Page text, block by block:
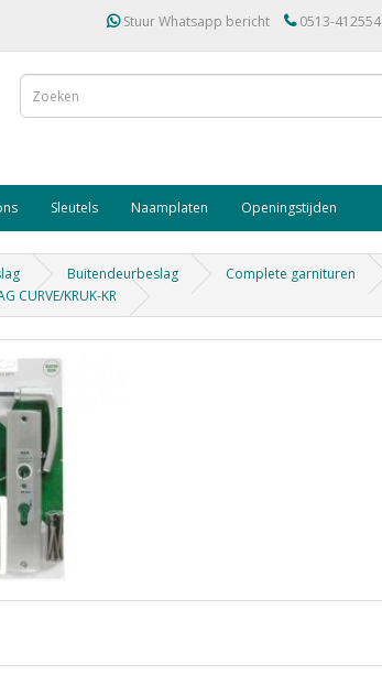
Stuur Whatsapp bericht 0513-412554
Sleutels Naamplaten Openingstijden
Buitendeurbeslag
Complete garnituren
CURVE/KRUK-KR